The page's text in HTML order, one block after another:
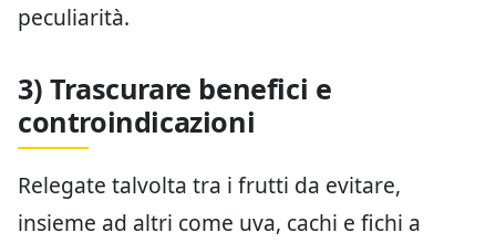
peculiarità.
3) Trascurare benefici e
controindicazioni
Relegate talvolta tra i frutti da evitare,
insieme ad altri come uva, cachi e fichi a